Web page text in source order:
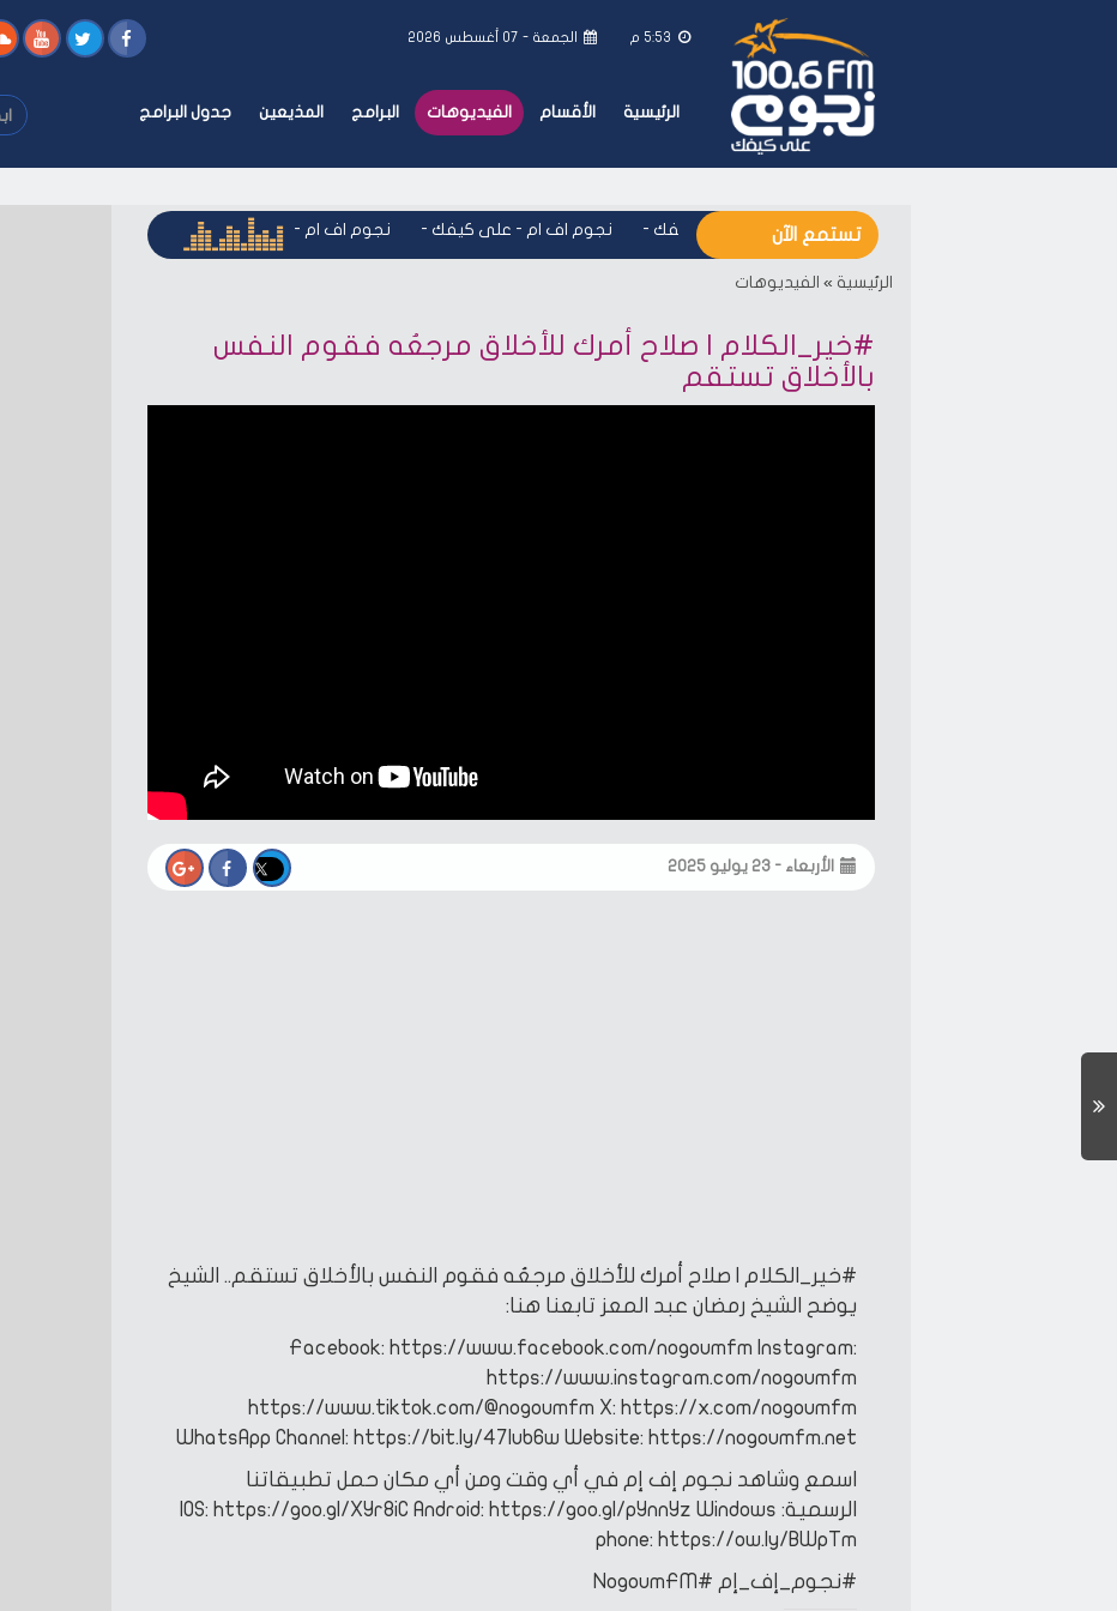
5:53 م الجمعة - ٠٧ أغسطس ٢٠٢٦
الرئيسية الأقسام الفيديوهات البرامج المذيعين جدول البرامج
ابحث
فى
تستمع الآن -نجوم اف ام - على كيفك -نجوم اف ام - على كيفك - نجوم اف ام - على كيفك نجوم اف ام - على كيفك
الرئيسية » الفيديوهات
#خير_الكلام | صلاح أمرك للأخلاق مرجعُه فقوم النفس
بالأخلاق تستقم
الأربعاء - ٢٣ يوليو ٢٠٢٥
#خير_الكلام | صلاح أمرك للأخلاق مرجعُه فقوم النفس بالأخلاق تستقم.. الشيخ
يوضح الشيخ رمضان عبد المعز تابعنا هنا:
Facebook: https://www.facebook.com/nogoumfm Instagram:
https://www.instagram.com/nogoumfm
https://www.tiktok.com/@nogoumfm X: https://x.com/nogoumfm
WhatsApp Channel: https://bit.ly/47Iub6w Website: https://nogoumfm.net
اسمع وشاهد نجوم إف إم في أي وقت ومن أي مكان حمل تطبيقاتنا
الرسمية:
Android: https://goo.gl/pYnnYz Windows
phone: https://ow.ly/BWpTm
#نجوم_إف_إم #NogoumFM